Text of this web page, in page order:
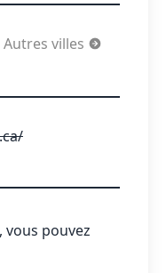
villes
pouvez